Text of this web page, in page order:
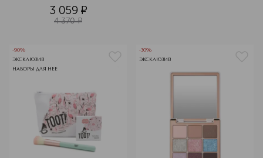
3 059 ¤
4 370 ¤
-90%
ЭКСКЛЮЗИВ
НАБОРЫ ДЛЯ НЕЕ
-30%
ЭКСКЛЮЗИВ